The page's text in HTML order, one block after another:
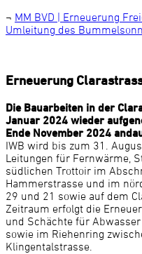
¬ MM BVD | Erneuerung
Umleitung des
Erneuerung
Die Bauarbeiten in der
Januar 2024 wieder
Ende November 2024
IWB wird bis zum 31.
Leitungen für Fernwärme,
südlichen Trottoir im
Hammerstrasse und im
29 und 21 sowie auf dem
Zeitraum erfolgt die
und Schächte für
sowie im Riehenring
Klingentalstrasse.